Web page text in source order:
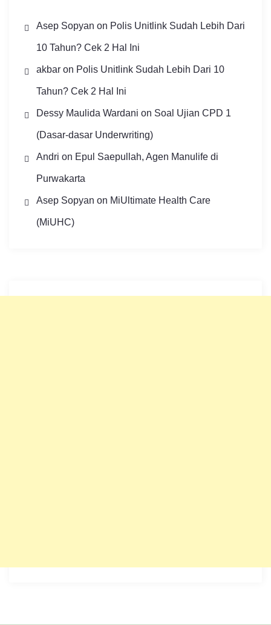
Asep Sopyan on Polis Unitlink Sudah Lebih Dari
10 Tahun? Cek 2 Hal Ini
akbaron Polis Unitlink Sudah Lebih Dari 10
Tahun? Cek 2 Hal Ini
Dessy Maulida Wardani on Soal Ujian CPD 1
(Dasar-dasar Underwriting)
Andri on Epul Saepullah, Agen Manulife di
Purwakarta
Asep Sopyan on MiUltimate Health Care
(MiUHC)